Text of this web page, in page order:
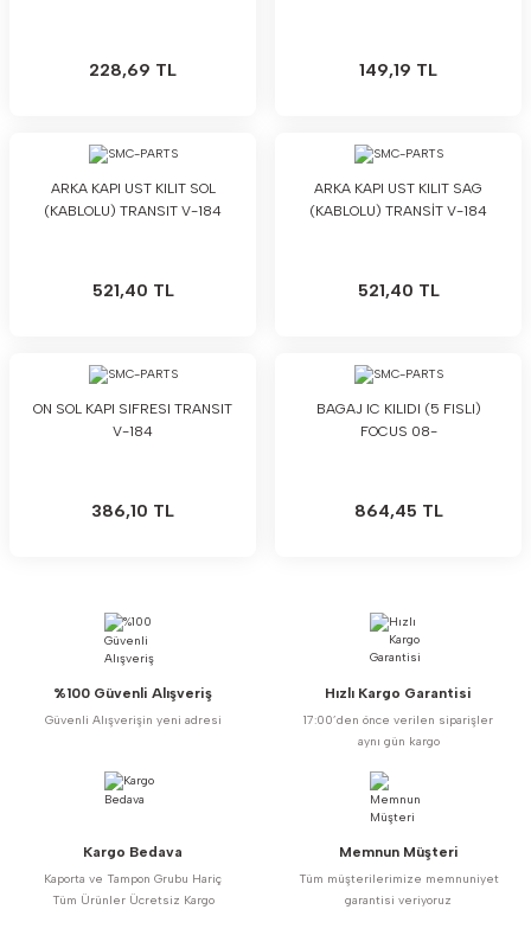
228,69 TL 149,19 TL
ARKA KAPI UST KILIT SOL
(KABLOLU) TRANSIT V-184
521,40 TL
ARKA KAPI UST KILIT SAG
(KABLOLU) TRANSİT V-184
521,40 TL
ON SOL KAPI SIFRESI TRANSIT
V-184
386,10 TL
BAGAJ IC KILIDI (5 FISLI)
FOCUS 08-
864,45 TL
%100 Güvenli Alışveriş
Güvenli Alışverişin yeni adresi
Hızlı Kargo Garantisi
17:00’den önce verilen siparişler
aynı gün kargo
Kargo Bedava
Kaporta ve Tampon Grubu Hariç
Tüm Ürünler Ücretsiz Kargo
Memnun Müşteri
Tüm müşterilerimize memnuniyet
garantisi veriyoruz